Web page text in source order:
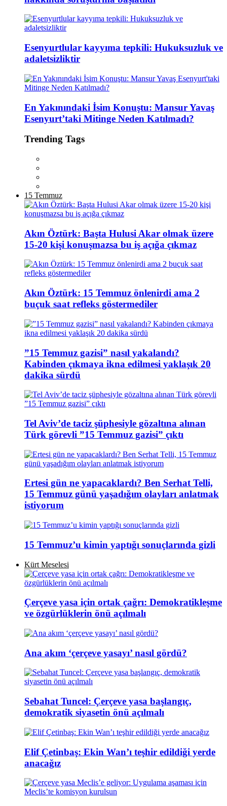
Esenyurtlular kayyıma tepkili: Hukuksuzluk ve
adaletsizliktir
En Yakınındaki İsim Konuştu: Mansur Yavaş
Esenyurt’taki Mitinge Neden Katılmadı?
Trending Tags
15 Temmuz
Akın Öztürk: Başta Hulusi Akar olmak üzere
15-20 kişi konuşmazsa bu iş açığa çıkmaz
Akın Öztürk: 15 Temmuz önlenirdi ama 2
buçuk saat refleks göstermediler
”15 Temmuz gazisi” nasıl yakalandı?
Kabinden çıkmaya ikna edilmesi yaklaşık 20
dakika sürdü
Tel Aviv’de taciz şüphesiyle gözaltına alınan
Türk görevli ”15 Temmuz gazisi” çıktı
Ertesi gün ne yapacaklardı? Ben Serhat Telli,
15 Temmuz günü yaşadığım olayları anlatmak
istiyorum
15 Temmuz’u kimin yaptığı sonuçlarında gizli
Kürt Meselesi
Çerçeve yasa için ortak çağrı: Demokratikleşme
ve özgürlüklerin önü açılmalı
Ana akım ‘çerçeve yasayı’ nasıl gördü?
Sebahat Tuncel: Çerçeve yasa başlangıç,
demokratik siyasetin önü açılmalı
Elif Çetinbaş: Ekin Wan’ı teşhir edildiği yerde
anacağız